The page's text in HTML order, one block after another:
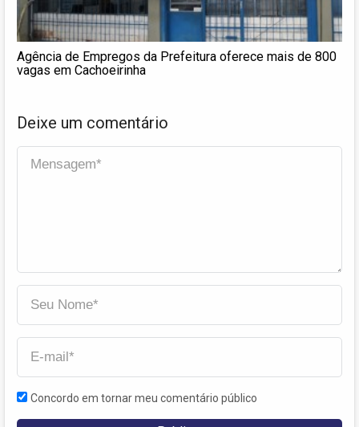
Agência de Empregos da Prefeitura oferece mais de 800
vagas em Cachoeirinha
Deixe um comentário
Concordo em tornar meu comentário público